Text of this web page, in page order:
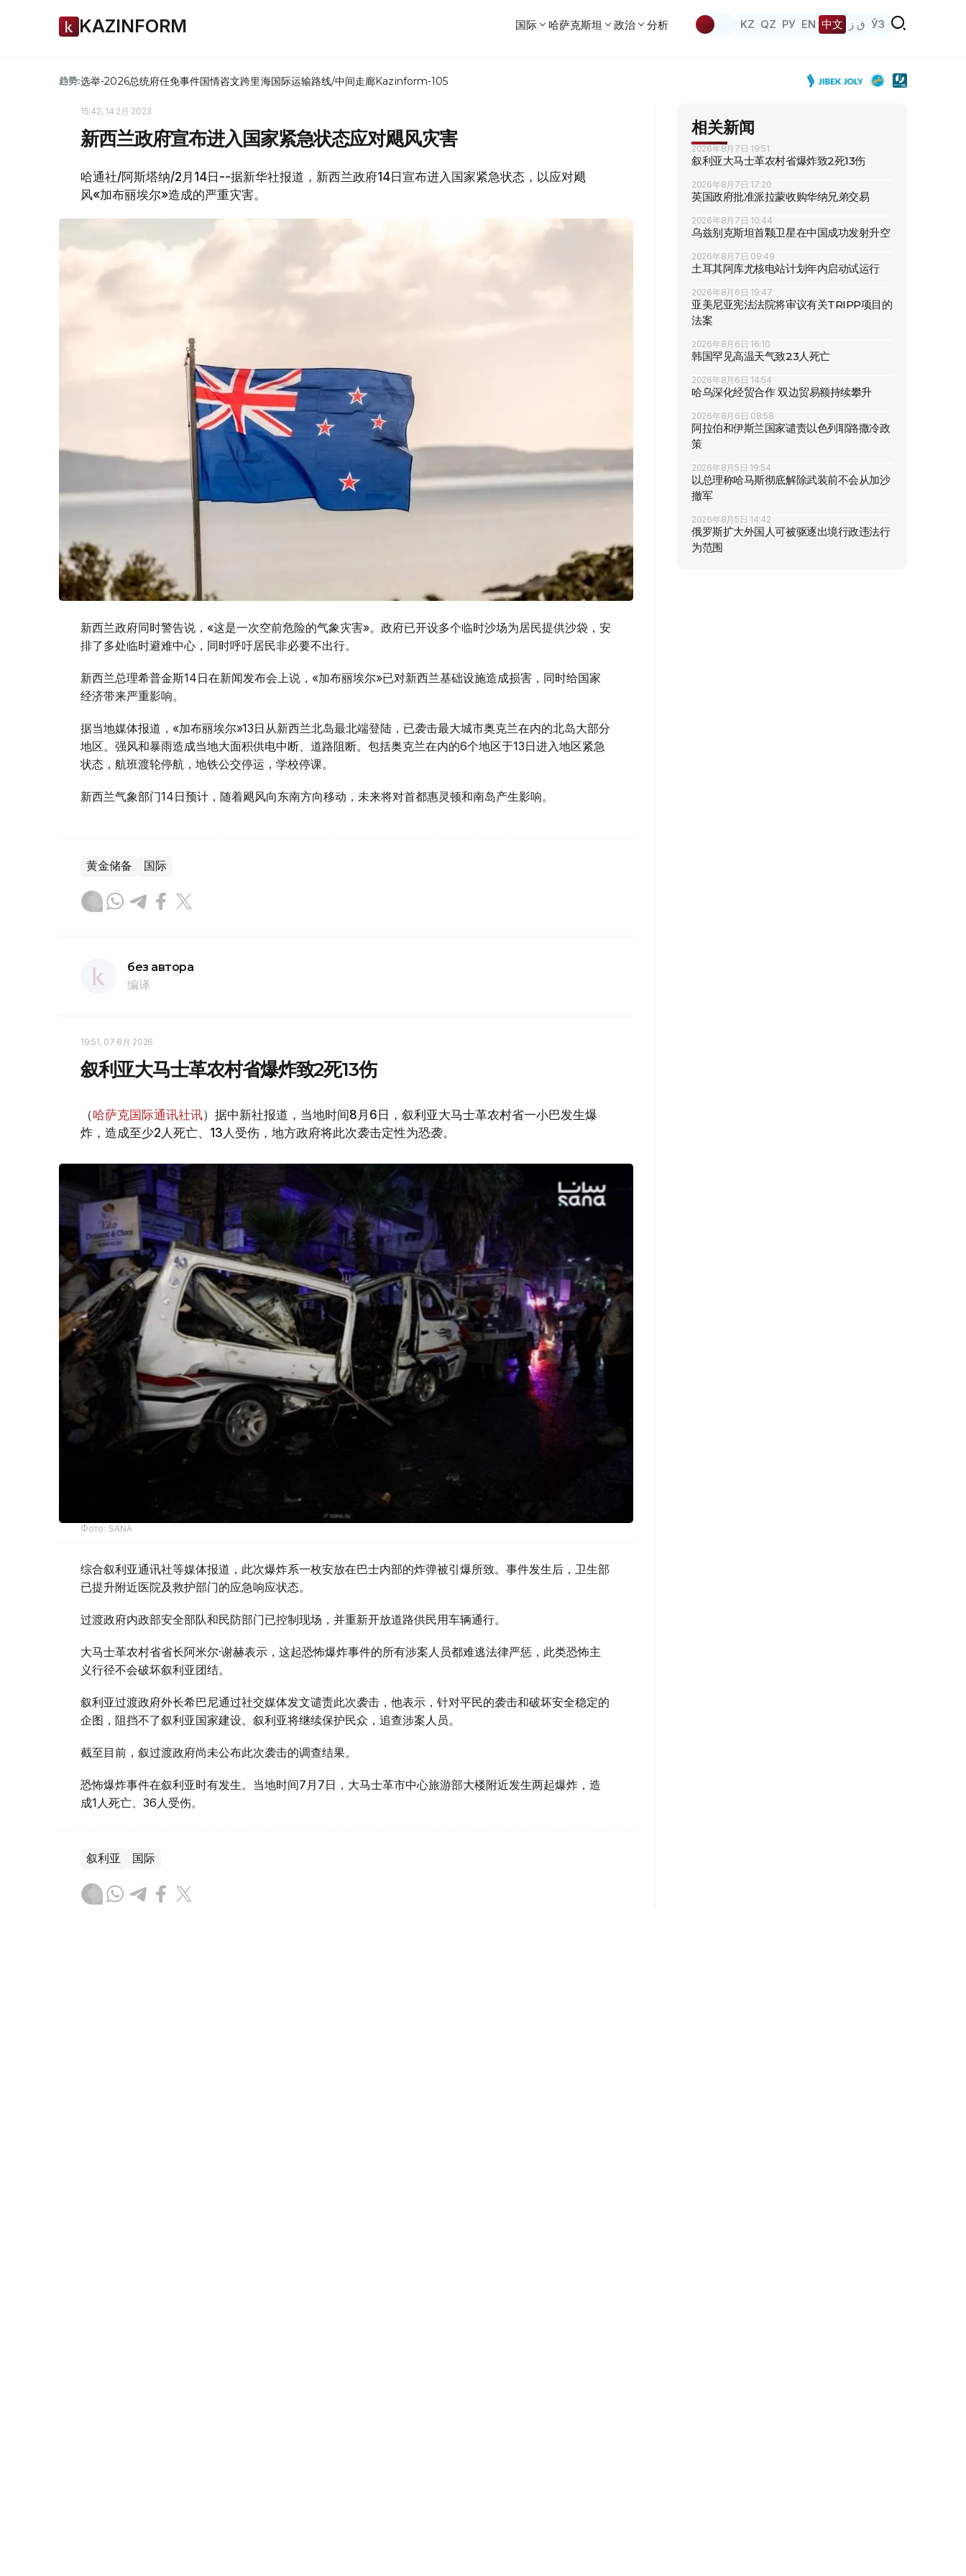
KAZINFORM 国际 哈萨克斯坦 政治 分析 KZ QZ РУ EN 中文 ق ز ЎЗ
趋势:选举-2026总统府任免事件国情咨文跨里海国际运输路线/中间走廊Kazinform-105
15:42, 14 2月 2023
新西兰政府宣布进入国家紧急状态应对飓风灾害
哈通社/阿斯塔纳/2月14日--据新华社报道，新西兰政府14日宣布进入国家紧急状态，以应对飓
风«加布丽埃尔»造成的严重灾害。
新西兰政府同时警告说，«这是一次空前危险的气象灾害»。政府已开设多个临时沙场为居民提供沙袋，安
排了多处临时避难中心，同时呼吁居民非必要不出行。
新西兰总理希普金斯14日在新闻发布会上说，«加布丽埃尔»已对新西兰基础设施造成损害，同时给国家
经济带来严重影响。
据当地媒体报道，«加布丽埃尔»13日从新西兰北岛最北端登陆，已袭击最大城市奥克兰在内的北岛大部分
地区。强风和暴雨造成当地大面积供电中断、道路阻断。包括奥克兰在内的6个地区于13日进入地区紧急
状态，航班渡轮停航，地铁公交停运，学校停课。
新西兰气象部门14日预计，随着飓风向东南方向移动，未来将对首都惠灵顿和南岛产生影响。
黄金储备 国际
без автора
编译
19:51, 07 8月 2026
叙利亚大马士革农村省爆炸致2死13伤
（哈萨克国际通讯社讯）据中新社报道，当地时间8月6日，叙利亚大马士革农村省一小巴发生爆
炸，造成至少2人死亡、13人受伤，地方政府将此次袭击定性为恐袭。
Фото: SANA
综合叙利亚通讯社等媒体报道，此次爆炸系一枚安放在巴士内部的炸弹被引爆所致。事件发生后，卫生部
已提升附近医院及救护部门的应急响应状态。
过渡政府内政部安全部队和民防部门已控制现场，并重新开放道路供民用车辆通行。
大马士革农村省省长阿米尔·谢赫表示，这起恐怖爆炸事件的所有涉案人员都难逃法律严惩，此类恐怖主
义行径不会破坏叙利亚团结。
叙利亚过渡政府外长希巴尼通过社交媒体发文谴责此次袭击，他表示，针对平民的袭击和破坏安全稳定的
企图，阻挡不了叙利亚国家建设。叙利亚将继续保护民众，追查涉案人员。
截至目前，叙过渡政府尚未公布此次袭击的调查结果。
恐怖爆炸事件在叙利亚时有发生。当地时间7月7日，大马士革市中心旅游部大楼附近发生两起爆炸，造
成1人死亡、36人受伤。
叙利亚 国际
相关新闻
2026年8月7日 19:51
叙利亚大马士革农村省爆炸致2死13伤
2026年8月7日 17:20
英国政府批准派拉蒙收购华纳兄弟交易
2026年8月7日 10:44
乌兹别克斯坦首颗卫星在中国成功发射升空
2026年8月7日 09:49
土耳其阿库尤核电站计划年内启动试运行
2026年8月6日 19:47
亚美尼亚宪法法院将审议有关TRIPP项目的
法案
2026年8月6日 16:10
韩国罕见高温天气致23人死亡
2026年8月6日 14:54
哈乌深化经贸合作 双边贸易额持续攀升
2026年8月6日 08:58
阿拉伯和伊斯兰国家谴责以色列耶路撒冷政
策
2026年8月5日 19:54
以总理称哈马斯彻底解除武装前不会从加沙
撤军
2026年8月5日 14:42
俄罗斯扩大外国人可被驱逐出境行政违法行
为范围